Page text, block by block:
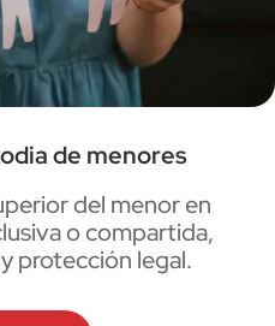
de menores
del menor en
o compartida,
protección legal.